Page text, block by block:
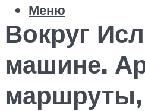
Меню
Вокруг
машине.